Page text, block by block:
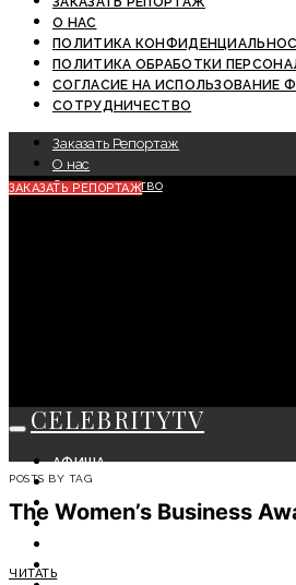
О НАС
ПОЛИТИКА
ПОЛИТИКА ОБРАБОТКИ
СОГЛАСИЕ НА ИСПОЛЬЗОВАНИЕ
СОТРУДНИЧЕСТВО
Заказать Репортаж
О нас
Сотрудничество
ЗАКАЗАТЬ РЕПОРТАЖ
CELEBRITYTV
АФИША
СОБЫТИЯ
КРАСОТА
МОДА
POSTS BY TAG
The Women’s Business
ЧИТАТЬ